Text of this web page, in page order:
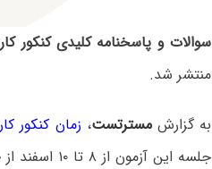
سوالات و پاسخنامه کلیدی کنکور
منتشر شد.
به گزارشمسترتست، زمان کنکور
جلسه این